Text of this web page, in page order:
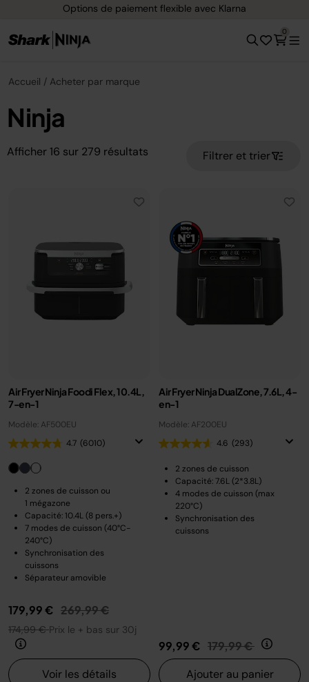
Options de paiement flexible avec Klarna
0
Accueil Acheter par marque
Ninja
Afficher 16 sur 279 résultats Filtrer et trier
Air Fryer Ninja Foodi Flex, 10.4L,
7-en-1
Modèle: AF500EU
4.7 (6010)
2 zones de cuisson ou
1 mégazone
Capacité: 10.4L (8 pers.+)
7 modes de cuisson (40°C-
240°C)
Synchronisation des
cuissons
Séparateur amovible
179,99 € Prix réduit de
269,99 €au
174,99 €Prix le + bas sur 30j
Voir les détails
Air Fryer Ninja DualZone, 7.6L, 4-
en-1
Modèle: AF200EU
4.6 (293)
2 zones de cuisson
Capacité: 7.6L (2*3.8L)
4 modes de cuisson (max
220°C)
Synchronisation des
cuissons
99,99 € Prix réduit de
179,99 € au
Ajouter au panier